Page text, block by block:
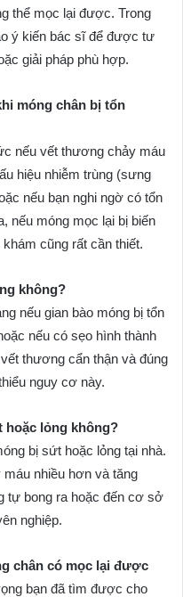
thể mọc lại được. Trong
ý kiến bác sĩ để được tư
giải pháp phù hợp.
móng chân bị tổn
nếu vết thương chảy máu
hiệu nhiễm trùng (sưng
nếu bạn nghi ngờ có tổn
nếu móng mọc lại bị biến
cũng rất cần thiết.
không?
nếu gian bào móng bị tổn
nếu có sẹo hình thành
thương cẩn thận và đúng
nguy cơ này.
hoặc lỏng không?
bị sứt hoặc lỏng tại nhà.
nhiều hơn và tăng
tự bong ra hoặc đến cơ sở
nghiệp.
chân có mọc lại được
bạn đã tìm được cho